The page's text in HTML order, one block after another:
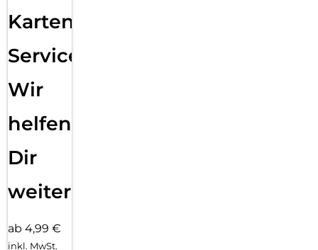
Karten
Service:
Wir
helfen
Dir
weiter
ab 4,99 €
inkl. MwSt.